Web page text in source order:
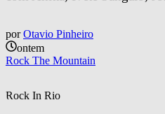
por Otavio Pinheiro
ontem
Rock The Mountain
Rock In Rio